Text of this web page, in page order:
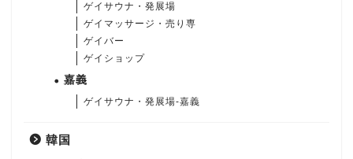
ゲイサウナ・発展場
ゲイマッサージ・売り専
ゲイバー
ゲイショップ
嘉義
ゲイサウナ・発展場-嘉義
韓国